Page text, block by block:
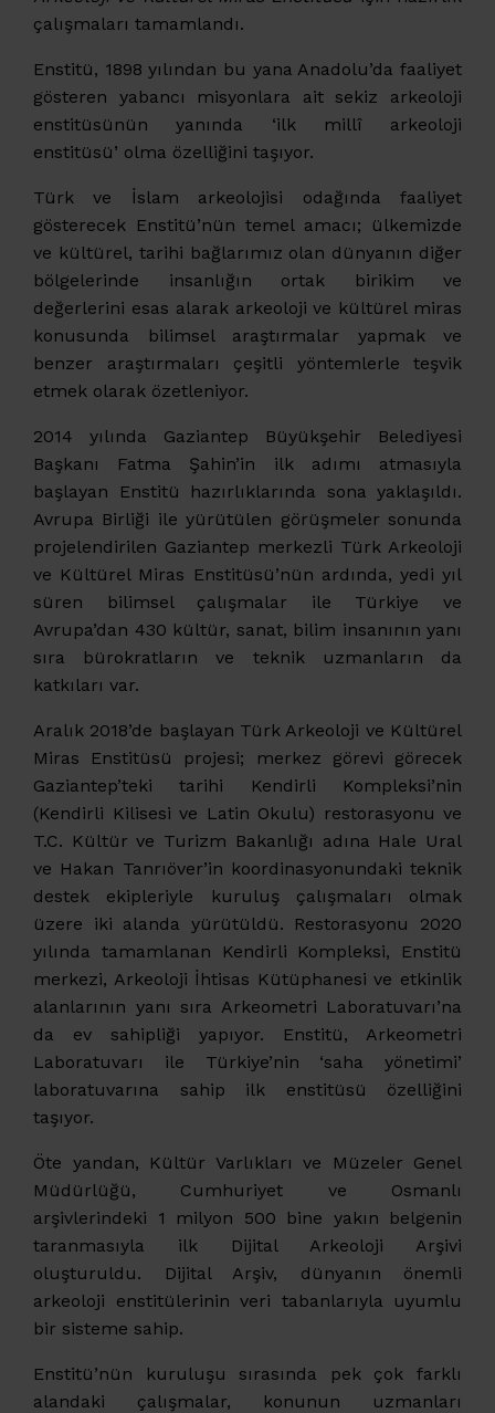
çalışmaları tamamlandı.
Enstitü, 1898 yılından bu yana Anadolu’da faaliyet
gösteren yabancı misyonlara ait sekiz arkeoloji
enstitüsünün yanında ‘ilk millî arkeoloji
enstitüsü’ olma özelliğini taşıyor.
Türk ve İslam arkeolojisi odağında faaliyet
gösterecek Enstitü’nün temel amacı; ülkemizde
ve kültürel, tarihi bağlarımız olan dünyanın diğer
bölgelerinde insanlığın ortak birikim ve
değerlerini esas alarak arkeoloji ve kültürel miras
konusunda bilimsel araştırmalar yapmak ve
benzer araştırmaları çeşitli yöntemlerle teşvik
etmek olarak özetleniyor.
2014 yılında Gaziantep Büyükşehir Belediyesi
Başkanı Fatma Şahin’in ilk adımı atmasıyla
başlayan Enstitü hazırlıklarında sona yaklaşıldı.
Avrupa Birliği ile yürütülen görüşmeler sonunda
projelendirilen Gaziantep merkezli Türk Arkeoloji
ve Kültürel Miras Enstitüsü’nün ardında, yedi yıl
süren bilimsel çalışmalar ile Türkiye ve
Avrupa’dan 430 kültür, sanat, bilim insanının yanı
sıra bürokratların ve teknik uzmanların da
katkıları var.
Aralık 2018’de başlayan Türk Arkeoloji ve Kültürel
Miras Enstitüsü projesi; merkez görevi görecek
Gaziantep’teki tarihi Kendirli Kompleksi’nin
(Kendirli Kilisesi ve Latin Okulu) restorasyonu ve
T.C. Kültür ve Turizm Bakanlığı adına Hale Ural
ve Hakan Tanrıöver’in koordinasyonundaki teknik
destek ekipleriyle kuruluş çalışmaları olmak
üzere iki alanda yürütüldü. Restorasyonu 2020
yılında tamamlanan Kendirli Kompleksi, Enstitü
merkezi, Arkeoloji İhtisas Kütüphanesi ve etkinlik
alanlarının yanı sıra Arkeometri Laboratuvarı’na
da ev sahipliği yapıyor. Enstitü, Arkeometri
Laboratuvarı ile Türkiye’nin ‘saha yönetimi’
laboratuvarına sahip ilk enstitüsü özelliğini
taşıyor.
Öte yandan, Kültür Varlıkları ve Müzeler Genel
Müdürlüğü, Cumhuriyet ve Osmanlı
arşivlerindeki 1 milyon 500 bine yakın belgenin
taranmasıyla ilk Dijital Arkeoloji Arşivi
oluşturuldu. Dijital Arşiv, dünyanın önemli
arkeoloji enstitülerinin veri tabanlarıyla uyumlu
bir sisteme sahip.
Enstitü’nün kuruluşu sırasında pek çok farklı
alandaki çalışmalar, konunun uzmanları